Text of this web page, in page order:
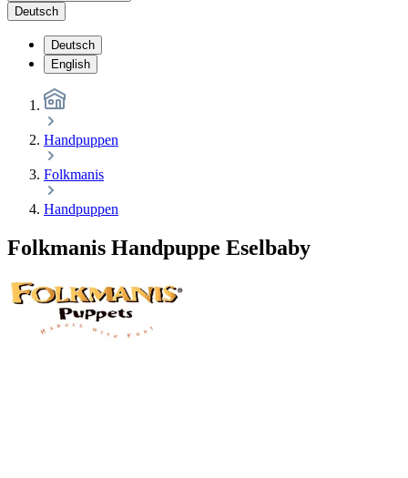
Deutsch
Deutsch
English
Handpuppen
Folkmanis
Handpuppen
Folkmanis Handpuppe Eselbaby